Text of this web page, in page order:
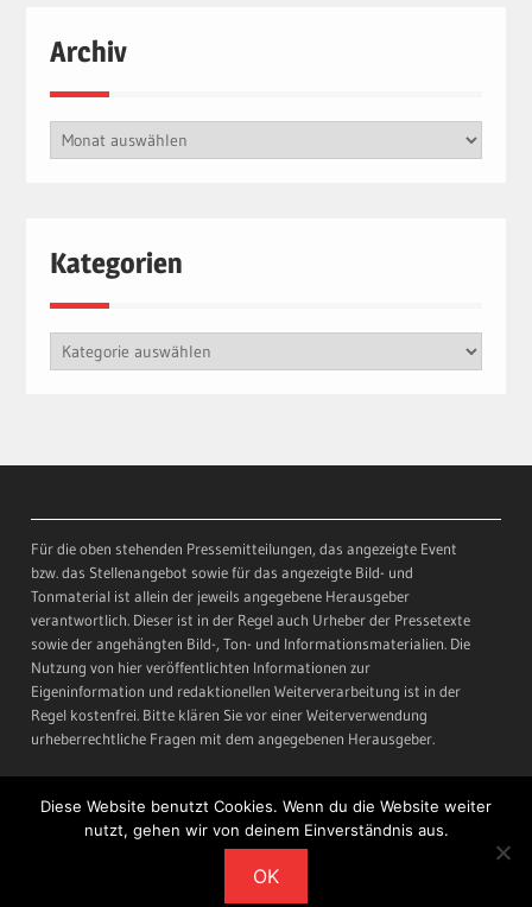
Archiv
Archiv
Kategorien
Kategorien
Für die oben stehenden Pressemitteilungen, das angezeigte Event
bzw. das Stellenangebot sowie für das angezeigte Bild- und
Tonmaterial ist allein der jeweils angegebene Herausgeber
verantwortlich. Dieser ist in der Regel auch Urheber der Pressetexte
sowie der angehängten Bild-, Ton- und Informationsmaterialien. Die
Nutzung von hier veröffentlichten Informationen zur
Eigeninformation und redaktionellen Weiterverarbeitung ist in der
Regel kostenfrei. Bitte klären Sie vor einer Weiterverwendung
urheberrechtliche Fragen mit dem angegebenen Herausgeber.
Diese Website benutzt Cookies. Wenn du die Website weiter
nutzt, gehen wir von deinem Einverständnis aus.
OK